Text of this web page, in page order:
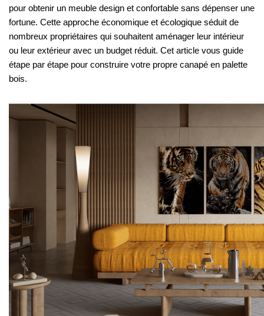
pour obtenir un meuble design et confortable sans dépenser une
fortune. Cette approche économique et écologique séduit de
nombreux propriétaires qui souhaitent aménager leur intérieur
ou leur extérieur avec un budget réduit. Cet article vous guide
étape par étape pour construire votre propre canapé en palette
bois.